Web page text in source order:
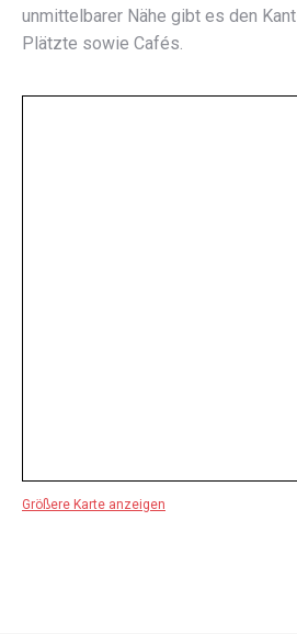
unmittelbarer Nähe gibt es den
Plätzte sowie Cafés.
Größere Karte anzeigen